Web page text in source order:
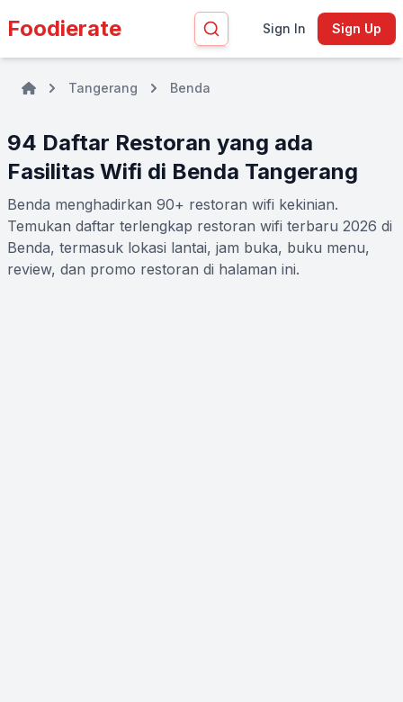
Foodierate Sign In Sign Up
Tangerang Benda
94 Daftar Restoran yang ada
Fasilitas Wifi di Benda Tangerang
Benda menghadirkan 90+ restoran wifi kekinian.
Temukan daftar terlengkap restoran wifi terbaru 2026 di
Benda, termasuk lokasi lantai, jam buka, buku menu,
review, dan promo restoran di halaman ini.